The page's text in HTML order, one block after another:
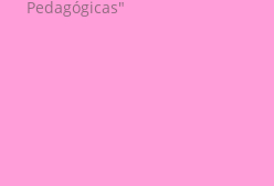
Pedagógicas"